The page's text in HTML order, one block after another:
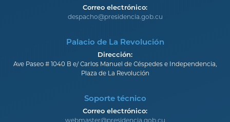
Correo electrónico:
despacho@presidencia.gob.cu
Palacio de La Revolución
Dirección:
Ave Paseo # 1040 B e/ Carlos Manuel de Céspedes e Independencia,
Plaza de La Revolución
Soporte técnico
Correo electrónico:
webmaster@presidencia.gob.cu